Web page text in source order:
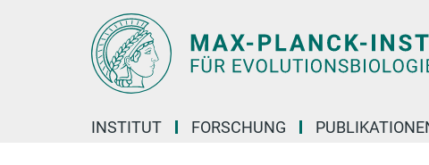
INSTITUT FORSCHUNG